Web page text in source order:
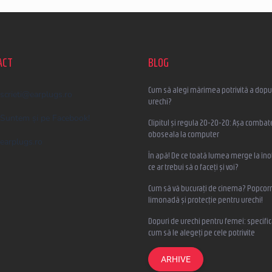
scrieti @ earplugs.ro
Suntem și pe Facebook!
earplugs.ro
BLOG
Cum să alegi mărimea potrivită a
urechi?
Clipitul și regula 20-20-20: Așa
oboseala la computer
În apă! De ce toată lumea merge la
ce ar trebui să o faceți și voi?
Cum să vă bucurați de cinema?
limonadă și protecție pentru urechi!
Dopuri de urechi pentru femei:
cum să le alegeți pe cele potrivite
ARHIVE